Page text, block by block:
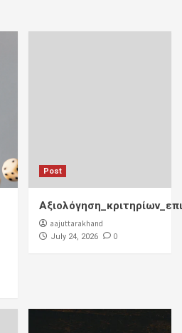
Post
aajuttarakhand
July 24, 2026 0